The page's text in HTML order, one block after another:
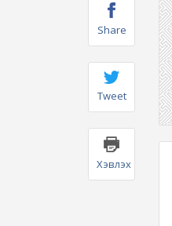
Share
Tweet
Хэвлэх